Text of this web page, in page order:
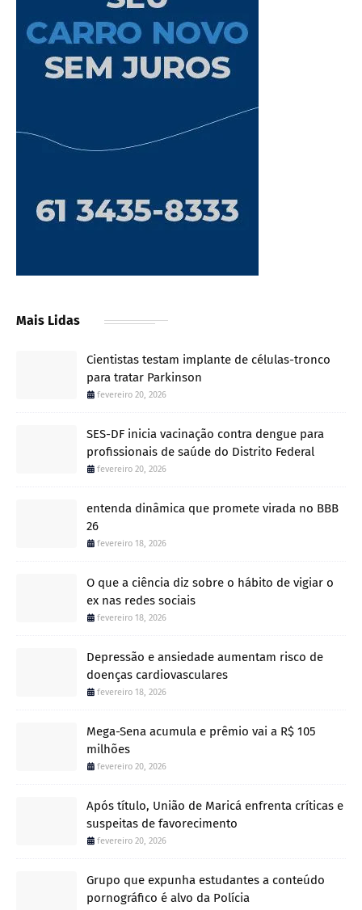
Mais Lidas
Cientistas testam implante de células-tronco
para tratar Parkinson
fevereiro 20, 2026
SES-DF inicia vacinação contra dengue para
profissionais de saúde do Distrito Federal
fevereiro 20, 2026
entenda dinâmica que promete virada no BBB
26
fevereiro 18, 2026
O que a ciência diz sobre o hábito de vigiar o
ex nas redes sociais
fevereiro 18, 2026
Depressão e ansiedade aumentam risco de
doenças cardiovasculares
fevereiro 18, 2026
Mega-Sena acumula e prêmio vai a R$ 105
milhões
fevereiro 20, 2026
Após título, União de Maricá enfrenta críticas e
suspeitas de favorecimento
fevereiro 20, 2026
Grupo que expunha estudantes a conteúdo
pornográfico é alvo da Polícia